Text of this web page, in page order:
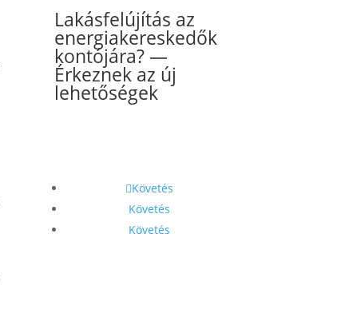
Lakásfelújítás az
energiakereskedők
kontójára? —
Érkeznek az új
lehetőségek
Követés
Követés
Követés